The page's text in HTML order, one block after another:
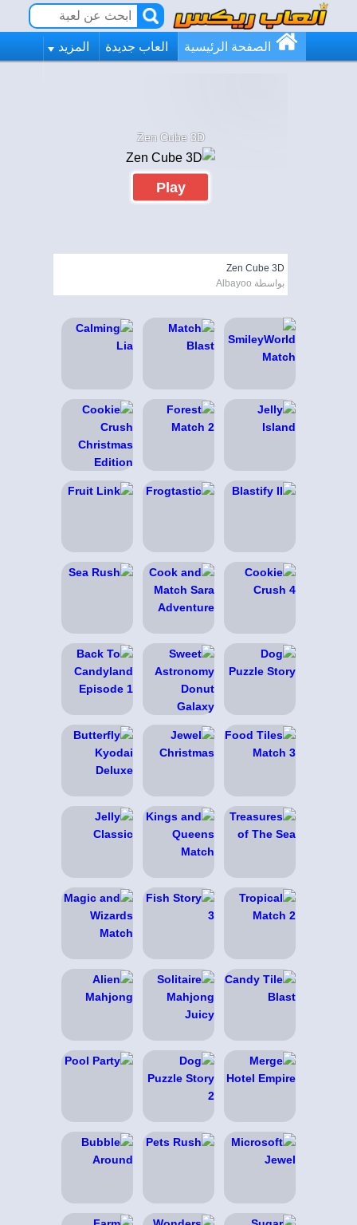
الصفحة الرئيسية العاب جديدة المزيد
Zen Cube 3D
Play
Zen Cube 3D
بواسطة Albayoo